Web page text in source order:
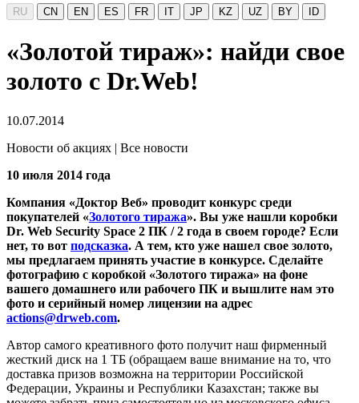
RU CN EN ES FR IT JP KZ UZ BY ID
«Золотой тираж»: найди свое
золото с Dr.Web!
10.07.2014
Новости об акциях | Все новости
10 июля 2014 года
Компания «Доктор Веб» проводит конкурс среди
покупателей «Золотого тиража». Вы уже нашли коробки
Dr. Web Security Space 2 ПК / 2 года в своем городе? Если
нет, то вот подсказка. А тем, кто уже нашел свое золото,
мы предлагаем принять участие в конкурсе. Сделайте
фотографию с коробкой «Золотого тиража» на фоне
вашего домашнего или рабочего ПК и вышлите нам это
фото и серийный номер лицензии на адрес
actions@drweb.com.
Автор самого креативного фото получит наш фирменный
жесткий диск на 1 TБ (обращаем ваше внимание на то, что
доставка призов возможна на территории Российской
Федерации, Украины и Республики Казахстан; также вы